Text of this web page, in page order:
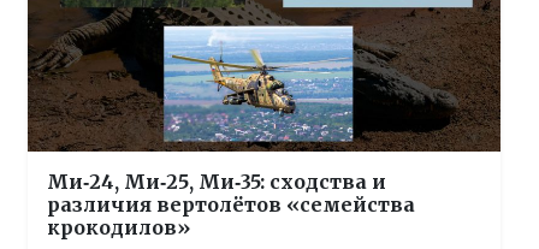
Ми‑24, Ми‑25, Ми‑35: сходства и
различия вертолётов «семейства
крокодилов»